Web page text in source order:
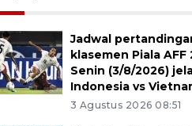
Jadwal
klasemen Piala AFF
Senin (3/8/2026)
Indonesia vs
3 Agustus 2026 08:51